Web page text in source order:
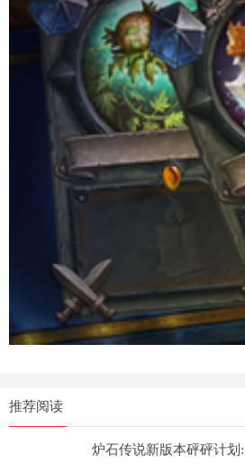
推荐阅读
炉石传说新版本砰砰计划: